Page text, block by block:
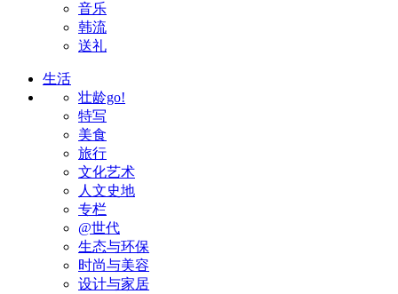
音乐
韩流
送礼
生活
壮龄go!
特写
美食
旅行
文化艺术
人文史地
专栏
@世代
生态与环保
时尚与美容
设计与家居